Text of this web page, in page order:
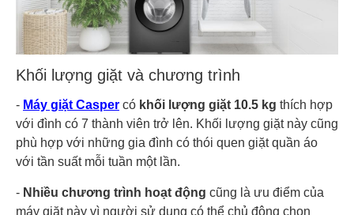
Khối lượng giặt và chương trình
- Máy giặt Casper có khối lượng giặt 10.5 kg thích hợp
với đình có 7 thành viên trở lên. Khối lượng giặt này cũng
phù hợp với những gia đình có thói quen giặt quần áo
với tần suất mỗi tuần một lần.
- Nhiều chương trình hoạt động cũng là ưu điểm của
máy giặt này vì người sử dụng có thể chủ động chọn